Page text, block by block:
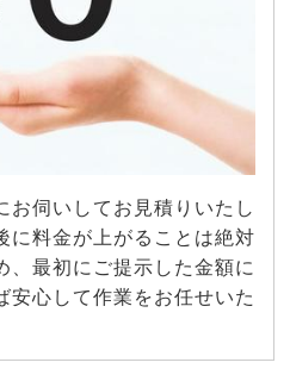
お伺いしてお見積りいたし
に料金が上がることは絶対
、最初にご提示した金額に
安心して作業をお任せいた